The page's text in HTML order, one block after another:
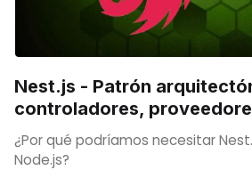
Nest.js - Patrón
controladores,
¿Por qué podríamos necesitar
Node.js?